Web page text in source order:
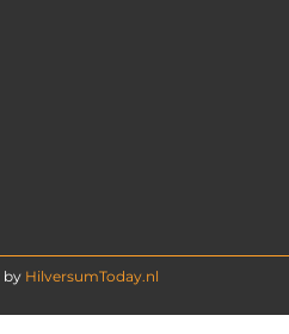
by HilversumToday.nl